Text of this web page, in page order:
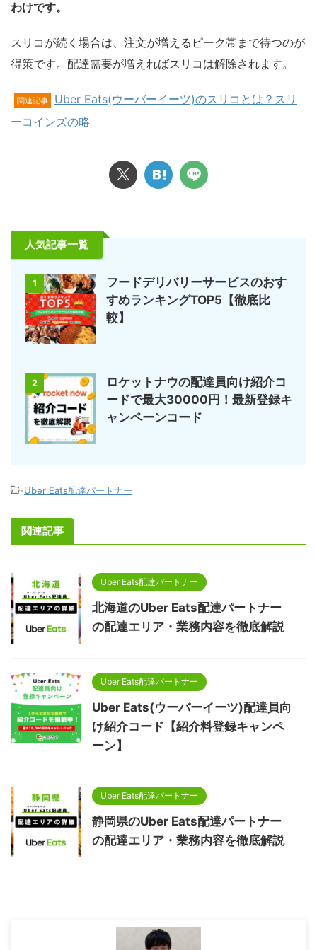
わけです。
スリコが続く場合は、注文が増えるピーク帯まで待つのが
得策です。配達需要が増えればスリコは解除されます。
関連記事
Uber Eats(ウーバーイーツ)のスリコとは？スリ
ーコインズの略
人気記事一覧
1
フードデリバリーサービスのおす
すめランキングTOP5【徹底比
較】
2
ロケットナウの配達員向け紹介コ
ードで最大30000円！最新登録キ
ャンペーンコード
-Uber Eats配達パートナー
関連記事
Uber Eats配達パートナー
北海道のUber Eats配達パートナー
の配達エリア・業務内容を徹底解説
Uber Eats配達パートナー
Uber Eats(ウーバーイーツ)配達員向
け紹介コード【紹介料登録キャンペ
ーン】
Uber Eats配達パートナー
静岡県のUber Eats配達パートナー
の配達エリア・業務内容を徹底解説